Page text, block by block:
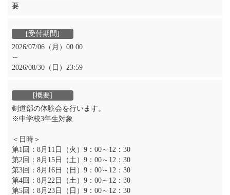
要
2026/07/06（月）00:00
～
2026/08/30（日）23:59
剣道部の体験会を行います。
※中学校3年生対象
＜日時＞
第1回：8月11日（火）9：00～12：30
第2回：8月15日（土）9：00～12：30
第3回：8月16日（日）9：00～12：30
第4回：8月22日（土）9：00～12：30
第5回：8月23日（日）9：00～12：30